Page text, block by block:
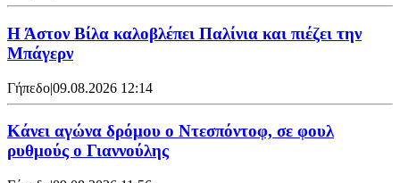
Η Άστον Βίλα καλοβλέπει Παλίνια και πιέζει την
Μπάγερν
Γήπεδο|09.08.2026 12:14
Kάνει αγώνα δρόμου ο Ντεσπόντοφ, σε φουλ
ρυθμούς ο Γιαννούλης